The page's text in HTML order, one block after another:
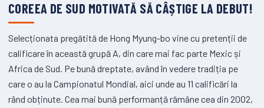
COREEA DE SUD MOTIVATĂ SĂ CÂȘTIGE LA DEBUT!
Selecționata pregătită de Hong Myung-bo vine cu pretenții de
calificare în această grupă A, din care mai fac parte Mexic și
Africa de Sud. Pe bună dreptate, având în vedere tradiția pe
care o au la Campionatul Mondial, aici unde au 11 calificări la
rând obținute. Cea mai bună performanță rămâne cea din 2002,